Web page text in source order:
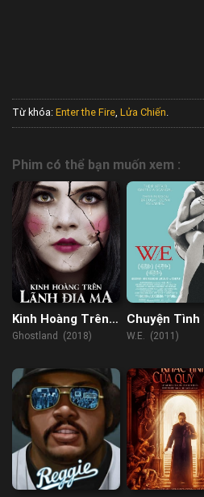
Từ khóa: Enter the Fire, Lửa Chiến.
Phim có thể bạn muốn xem :
Kinh Hoàng Trên
Lãnh Địa Ma
Ghostland (2018)
Chuyện Tình
Kỷ
W.E. (2011)